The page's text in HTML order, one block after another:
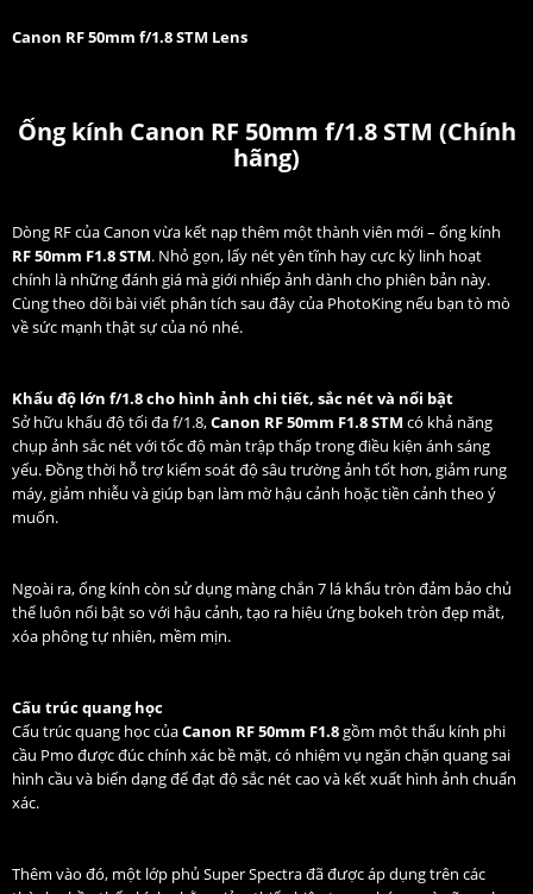
Canon RF 50mm f/1.8 STM Lens
Ống kính Canon RF 50mm f/1.8 STM (Chính
hãng)
Dòng RF của Canon vừa kết nạp thêm một thành viên mới – ống kính
RF 50mm F1.8 STM. Nhỏ gọn, lấy nét yên tĩnh hay cực kỳ linh hoạt
chính là những đánh giá mà giới nhiếp ảnh dành cho phiên bản này.
Cùng theo dõi bài viết phân tích sau đây của PhotoKing nếu bạn tò mò
về sức mạnh thật sự của nó nhé.
Khẩu độ lớn f/1.8 cho hình ảnh chi tiết, sắc nét và nổi bật
Sở hữu khẩu độ tối đa f/1.8,Canon RF 50mm F1.8 STMcó khả năng
chụp ảnh sắc nét với tốc độ màn trập thấp trong điều kiện ánh sáng
yếu. Đồng thời hỗ trợ kiểm soát độ sâu trường ảnh tốt hơn, giảm rung
máy, giảm nhiễu và giúp bạn làm mờ hậu cảnh hoặc tiền cảnh theo ý
muốn.
Ngoài ra, ống kính còn sử dụng màng chắn 7 lá khẩu tròn đảm bảo chủ
thể luôn nổi bật so với hậu cảnh, tạo ra hiệu ứng bokeh tròn đẹp mắt,
xóa phông tự nhiên, mềm mịn.
Cấu trúc quang học
Cấu trúc quang học củaCanon RF 50mm F1.8gồm một thấu kính phi
cầu Pmo được đúc chính xác bề mặt, có nhiệm vụ ngăn chặn quang sai
hình cầu và biến dạng để đạt độ sắc nét cao và kết xuất hình ảnh chuẩn
xác.
Thêm vào đó, một lớp phủ Super Spectra đã được áp dụng trên các